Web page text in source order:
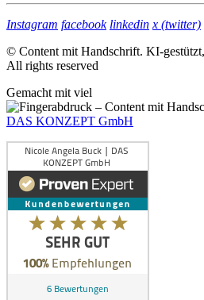
Instagram facebook linkedin x (twitter)
© Content mit Handschrift. KI-
All rights reserved
Gemacht mit viel
DAS KONZEPT GmbH